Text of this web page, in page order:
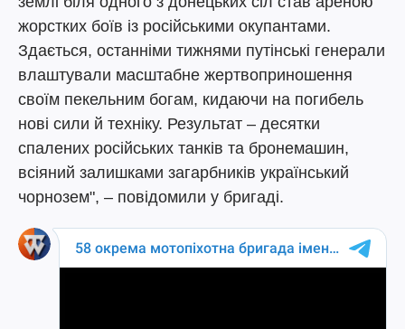
жорстких боїв із російськими окупантами.
Здається, останніми тижнями путінські генерали
влаштували масштабне жертвоприношення
своїм пекельним богам, кидаючи на погибель
нові сили й техніку. Результат – десятки
спалених російських танків та бронемашин,
всіяний залишками загарбників український
чорнозем", – повідомили у бригаді.